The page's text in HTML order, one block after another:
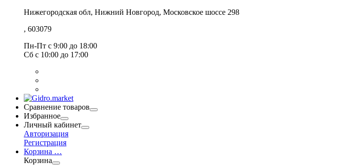
Нижегородская обл, Нижний Новгород, Московское шоссе 298
, 603079
Пн-Пт с 9:00 до 18:00
Сб с 10:00 до 17:00
Сравнение товаров
Избранное
Личный кабинет
Авторизация
Регистрация
Корзина …
Корзина